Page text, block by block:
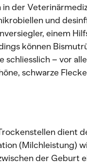
in der
und
einem
können
schliesslich – vor
schwarze
dient
(Milchleistung)
der Geburt